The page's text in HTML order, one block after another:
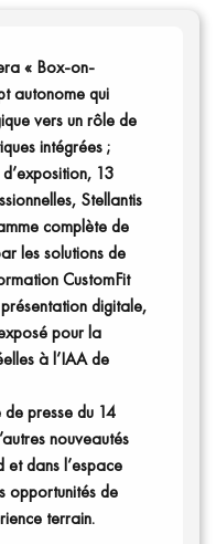
« Box-on-
autonome qui
vers un rôle de
intégrées ;
13
Stellantis
complète de
les solutions de
CustomFit
digitale,
pour la
à l’IAA de
de presse du 14
nouveautés
et dans l’espace
opportunités de
terrain.